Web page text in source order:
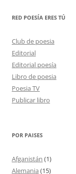
RED POESÍA ERES TÚ
Club de poesia
Editorial
Editorial poesía
Libro de poesia
Poesia TV
Publicar libro
POR PAISES
Afganistán (1)
Alemania (15)